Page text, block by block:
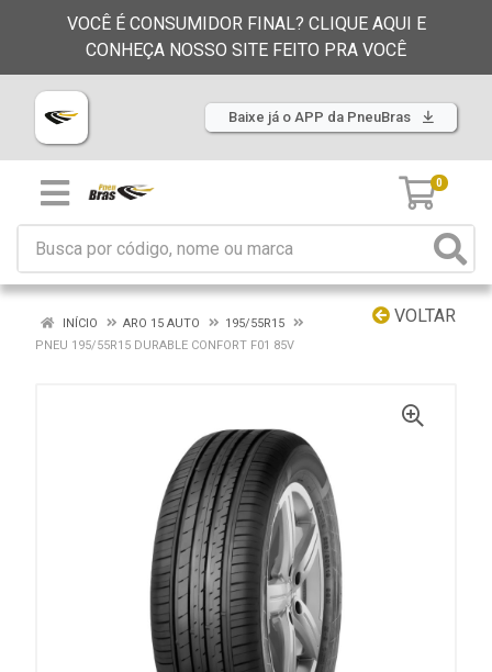
VOCÊ É CONSUMIDOR FINAL? CLIQUE AQUI E
CONHEÇA NOSSO SITE FEITO PRA VOCÊ
Baixe já o APP da PneuBras
0
VOLTAR
INÍCIO ARO 15 AUTO
195/55R15
PNEU 195/55R15 DURABLE CONFORT F01 85V